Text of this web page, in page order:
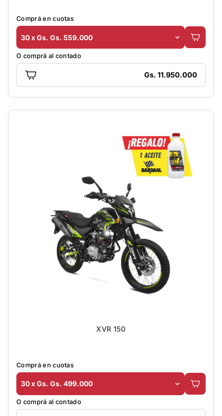
Comprá en cuotas
30 x Gs. Gs. 559.000
O comprá al contado
Gs. 11.950.000
XVR 150
Comprá en cuotas
30 x Gs. Gs. 499.000
O comprá al contado